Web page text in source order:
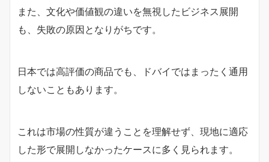
また、文化や価値観の違いを無視したビジネス展開
も、失敗の原因となりがちです。
日本では高評価の商品でも、ドバイではまったく通用
しないこともあります。
これは市場の性質が違うことを理解せず、現地に適応
した形で展開しなかったケースに多く見られます。